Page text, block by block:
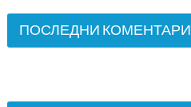
ПОСЛЕДНИ КОМЕНТАРИ